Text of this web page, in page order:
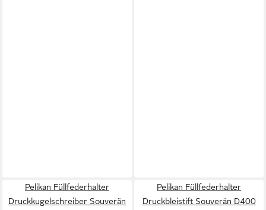
Pelikan Füllfederhalter
Druckkugelschreiber Souverän
Pelikan Füllfederhalter
Druckbleistift Souverän D400